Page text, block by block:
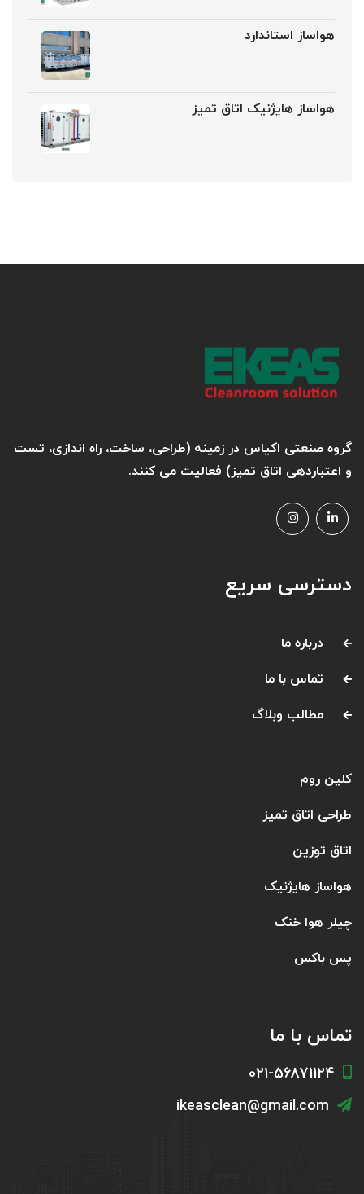
هواساز استاندارد
هواساز هایژنیک اتاق تمیز
گروه صنعتی اکیاس در زمینه (طراحی، ساخت، راه اندازی، تست
و اعتباردهی اتاق تمیز) فعالیت می کنند.
دسترسی سریع
درباره ما
تماس با ما
مطالب وبلاگ
کلین روم
طراحی اتاق تمیز
اتاق توزین
هواساز هایژنیک
چیلر هوا خنک
پس باکس
تماس با ما
021-56871124
ikeasclean@gmail.com